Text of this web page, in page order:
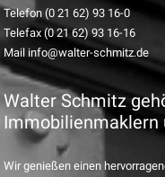
Telefon (0 21 62) 93 16-0
Telefax (0 21 62) 93 16-16
Mail info@walter-schmitz.de
Walter Schmitz
Immobilienmaklern
Wir genießen einen